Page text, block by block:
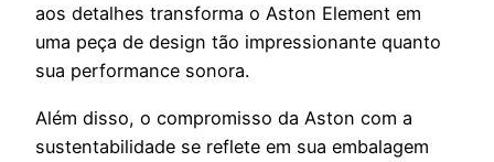
aos detalhes transforma o Aston Element em
uma peça de design tão impressionante quanto
sua performance sonora.
Além disso, o compromisso da Aston com a
sustentabilidade se reflete em sua embalagem